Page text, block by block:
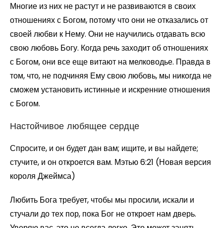
Многие из них не растут и не развиваются в своих
отношениях с Богом, потому что они не отказались от
своей любви к Нему. Они не научились отдавать всю
свою любовь Богу. Когда речь заходит об отношениях
с Богом, они все еще витают на мелководье. Правда в
том, что, не подчиняя Ему свою любовь, мы никогда не
сможем установить истинные и искренние отношения
с Богом.
Настойчивое любящее сердце
Спросите, и он будет дан вам; ищите, и вы найдете;
стучите, и он откроется вам. Мэтью 6:21 (Новая версия
короля Джеймса)
Любить Бога требует, чтобы мы просили, искали и
стучали до тех пор, пока Бог не откроет нам дверь.